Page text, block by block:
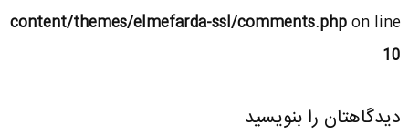
content/themes/elmefarda-ssl/comments.phpon line
10
دیدگاهتان را بنویسید